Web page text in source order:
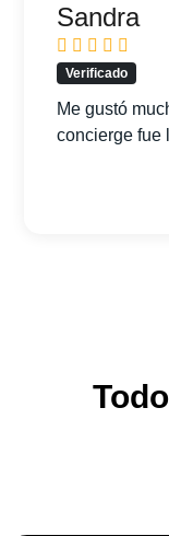
Sandra
Verificado
Me gustó
concierge fue